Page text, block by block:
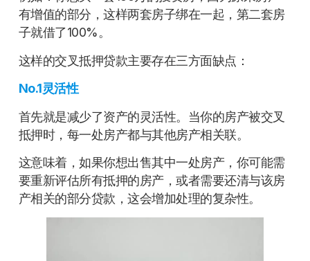
有增值的部分，这样两套房子绑在一起，第二套房
子就借了100%。
这样的交叉抵押贷款主要存在三方面缺点：
No.1灵活性
首先就是减少了资产的灵活性。当你的房产被交叉
抵押时，每一处房产都与其他房产相关联。
这意味着，如果你想出售其中一处房产，你可能需
要重新评估所有抵押的房产，或者需要还清与该房
产相关的部分贷款，这会增加处理的复杂性。